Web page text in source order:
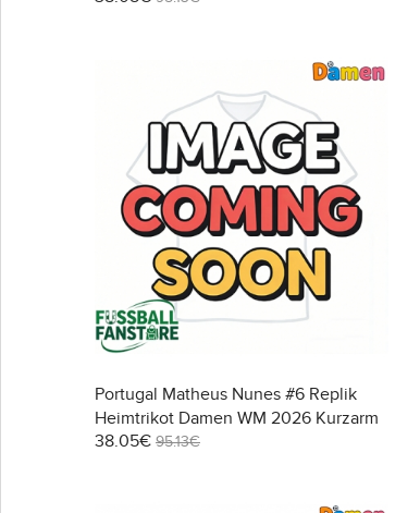
Portugal Matheus Nunes #6 Replik
Heimtrikot Damen WM 2026 Kurzarm
38.05€ 95.13€